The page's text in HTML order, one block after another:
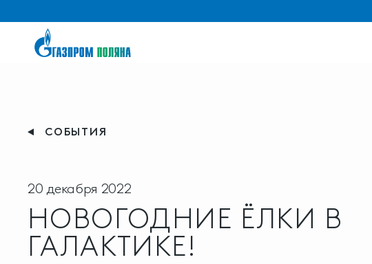
СОБЫТИЯ
20 декабря 2022
НОВОГОДНИЕ ЁЛКИ В
ГАЛАКТИКЕ!